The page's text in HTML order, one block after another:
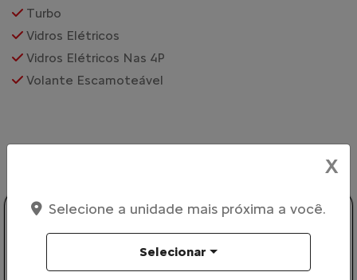
Turbo
Vidros Elétricos
Vidros Elétricos Nas 4P
Volante Escamoteável
X
Selecione a unidade mais próxima a você.
Selecionar